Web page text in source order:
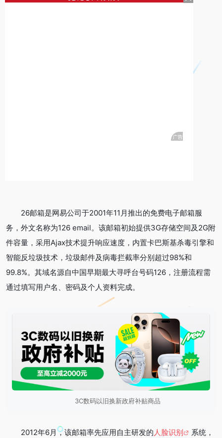
26邮箱是网易公司于2001年11月推出的免费电子邮箱服
务，外文名称为126 email。该邮箱初始提供3G存储空间及2G附
件容量，采用Ajax技术提升响应速度，内置卡巴斯基杀毒引擎和
智能反垃圾技术，垃圾邮件及病毒拦截率分别超过98%和
99.8%。其域名源自中国早期最大寻呼台号码126，注册流程需
通过填写用户名、密码及个人资料完成。
3C数码以旧换新政府补贴商品
2012年6月，该邮箱率先应用自主研发的人脸识别
系统，